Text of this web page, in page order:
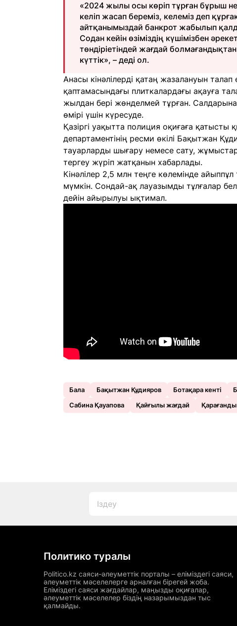
«2024 жылы осы көріп тұрған бұрыш
келіп жасап береміз, келеміз деп
айтқанымыздай банкрот жабылып
Содан кейін өзіміздің күшімізбен
төндіріетіндей жағдай
күттік», – деді ол.
Анасы кінәлілерді қатаң жазалануын
қаптамасындағы плиткалардағы ақауға
жылдан бері жөнделмей тұрған.
өмірі үшін күресуде.
Қазіргі уақытта полиция оқиғаға
департаментінің ресми өкілі Бақытжан
тауарларды шығару немесе сату,
тергеу жүріп жатқанын хабарлады.
Кінәлілер 2,5 млн теңге көлемінде
мүмкін. Сондай-ақ лауазымды тұлғалар
дейін айырылуы ықтимал.
Бала Бақытжан Құдияров Ботақара кенті
Сабина Қауапова
Қайғылы жағдай
Политико туралы
Politico.kz саяси-әлеуметтік порталы – еліміздегі саяси,
әлеуметтік мәселелерге арналған бірегей жоба.
Еліміздегі саяси жағдайлар, маңызды оқиғалар,
әлеуметтік мәселелер біздің назарымыздан тыс
қалмайды.